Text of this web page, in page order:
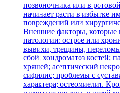
позвоночника или в
начинает расти в избытке
повреждений или
Внешние факторы, которые
патологии: острое или
вывихи, трещины,
сбой; хондроматоз костей;
хрящей; асептический
сифилис; проблемы с
характера; остеомиелит.